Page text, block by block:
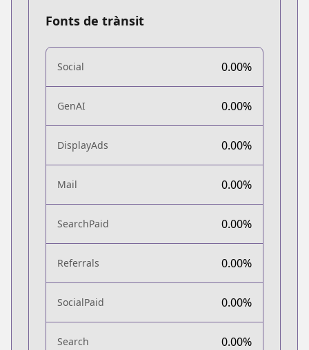
Fonts de trànsit
Social 0.00%
GenAI 0.00%
DisplayAds 0.00%
Mail 0.00%
SearchPaid 0.00%
Referrals 0.00%
SocialPaid 0.00%
Search 0.00%